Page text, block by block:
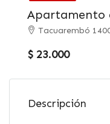
Apartamento
Tacuarembó
$ 23.000
Descripción